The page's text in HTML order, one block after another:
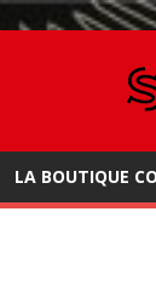
LA BOUTIQUE